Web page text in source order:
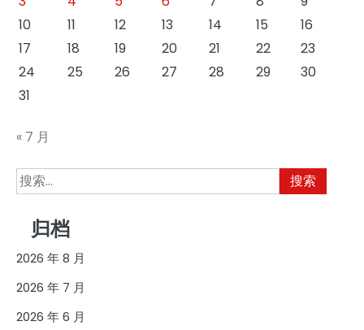
10
11 12 13 14 15
16
17
18 19 20 21 22
23
24
25 26 27 28 29
30
31
« 7 月
搜
索：
归档
2026 年 8 月
2026 年 7 月
2026 年 6 月